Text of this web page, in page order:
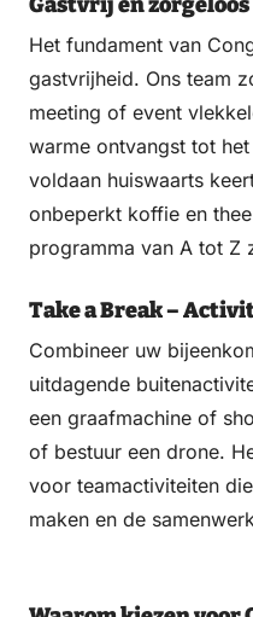
Het fundament van
gastvrijheid. Ons team
meeting of event
warme ontvangst tot
voldaan huiswaarts
onbeperkt koffie en
programma van A tot Z
Take a Break –
Combineer uw
uitdagende
een graafmachine of
of bestuur een drone.
voor teamactiviteiten
maken en de